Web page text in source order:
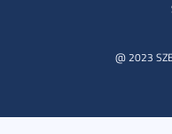
@ 2023